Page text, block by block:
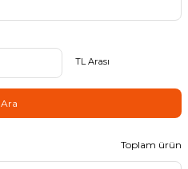
TL Arası
Ara
Toplam ürün